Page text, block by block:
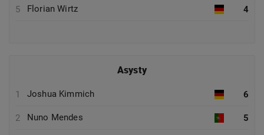
5 Florian Wirtz 4
Asysty
1 Joshua Kimmich 6
2 Nuno Mendes 5